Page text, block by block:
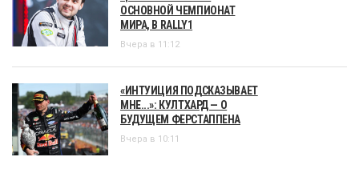
ОСНОВНОЙ ЧЕМПИОНАТ
МИРА, В RALLY1
Вчера в 11:12
«ИНТУИЦИЯ ПОДСКАЗЫВАЕТ
МНЕ...»: КУЛТХАРД — О
БУДУЩЕМ ФЕРСТАППЕНА
Вчера в 10:11